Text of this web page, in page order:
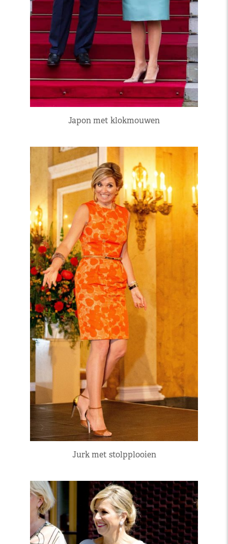
Japon met klokmouwen
Jurk met stolpplooien